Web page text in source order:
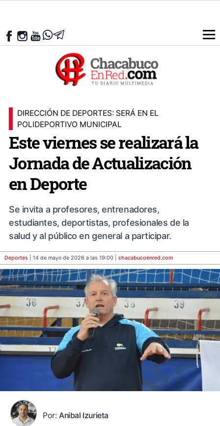
DIRECCIÓN DE DEPORTES: SERÁ EN EL
POLIDEPORTIVO MUNICIPAL
Este viernes se realizará la
Jornada de Actualización
en Deporte
Se invita a profesores, entrenadores,
estudiantes, deportistas, profesionales de la
salud y al público en general a participar.
Deportes | 14 de mayo de 2026 a las 19:00 | chacabucoenred.com
Por: Anibal Izurieta